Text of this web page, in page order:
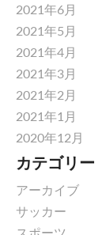
2021年6月
2021年5月
2021年4月
2021年3月
2021年2月
2021年1月
2020年12月
カテゴリー
アーカイブ
サッカー